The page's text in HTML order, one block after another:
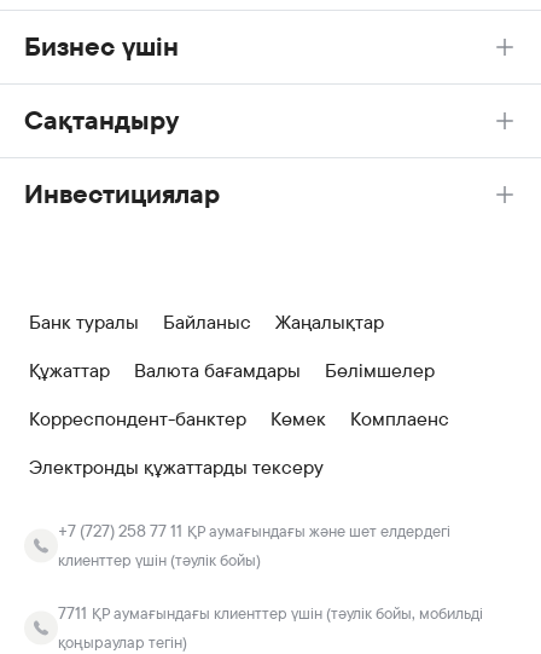
Бизнес үшін
Сақтандыру
Инвестициялар
Банк туралы Байланыс
Жаңалықтар
Құжаттар
Валюта бағамдары
Бөлімшелер
Корреспондент-банктер
Көмек
Комплаенс
Электронды құжаттарды тексеру
+7 (727) 258 77 11 ҚР аумағындағы және шет елдердегі
клиенттер үшін (тәулік бойы)
7711 ҚР аумағындағы клиенттер үшін (тәулік бойы, мобильді
қоңыраулар тегін)